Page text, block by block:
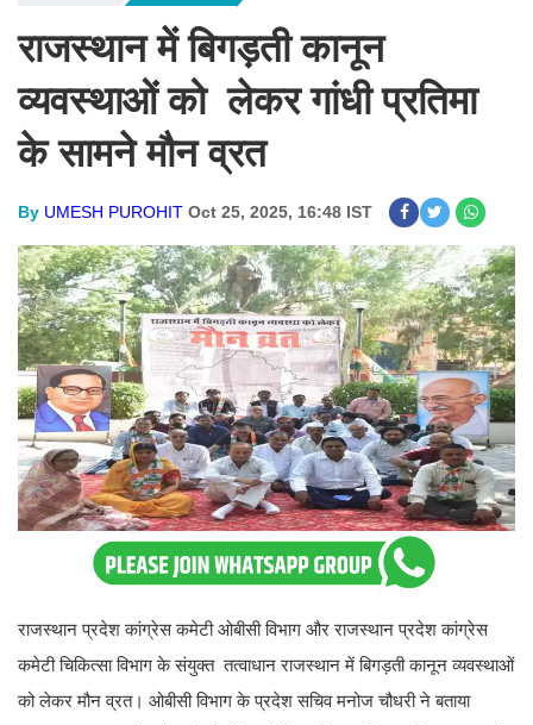
राजस्थान में बिगड़ती कानून
व्यवस्थाओं को लेकर गांधी प्रतिमा
के सामने मौन व्रत
By UMESH PUROHIT Oct 25, 2025, 16:48 IST
राजस्थान प्रदेश कांग्रेस कमेटी ओबीसी विभाग और राजस्थान प्रदेश कांग्रेस
कमेटी चिकित्सा विभाग के संयुक्त तत्वाधान राजस्थान में बिगड़ती कानून व्यवस्थाओं
को लेकर मौन व्रत। ओबीसी विभाग के प्रदेश सचिव मनोज चौधरी ने बताया